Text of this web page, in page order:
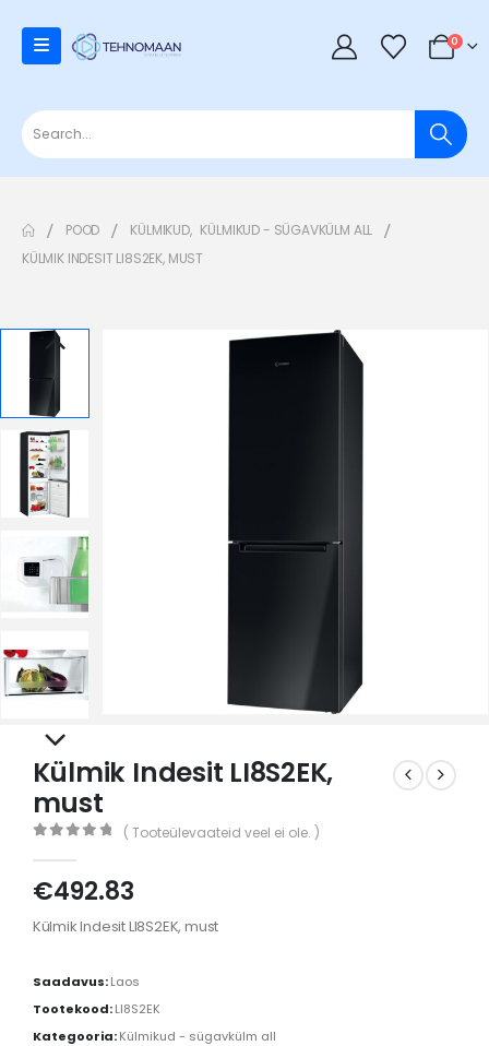
0
POOD KÜLMIKUD, KÜLMIKUD - SÜGAVKÜLM ALL
KÜLMIK INDESIT LI8S2EK, MUST
Külmik Indesit LI8S2EK,
must
( Tooteülevaateid veel ei ole. )
€492.83
Külmik Indesit LI8S2EK, must
Saadavus:Laos
Tootekood:LI8S2EK
Kategooria:Külmikud - sügavkülm all